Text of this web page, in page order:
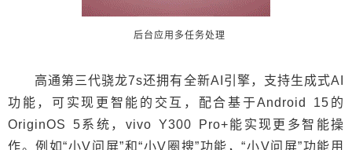
后台应用多任务处理
高通第三代骁龙7s还拥有全新AI引擎，支持生成式AI
功能，可实现更智能的交互，配合基于Android 15的
OriginOS 5系统，vivo Y300 Pro+能实现更多智能操
作。例如“小V问屏”和“小V圈搜”功能，“小V问屏”功能用